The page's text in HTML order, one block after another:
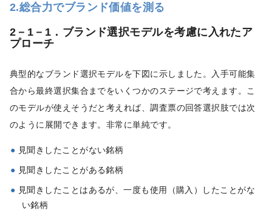
2.総合力でブランド価値を測る
2－1－1．ブランド選択モデルを考慮に入れたア
プローチ
典型的なブランド選択モデルを下図に示しました。入手可能集
合から最終選択集合までをいくつかのステージで考えます。こ
のモデルが使えそうだと考えれば、調査票の回答選択肢では次
のように展開できます。非常に単純です。
見聞きしたことがない銘柄
見聞きしたことがある銘柄
見聞きしたことはあるが、一度も使用（購入）したことがな
い銘柄